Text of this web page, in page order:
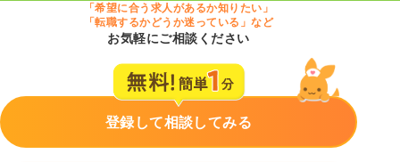
「希望に合う求人があるか知りたい」
「転職するかどうか迷っている」など
お気軽にご相談ください
登録して相談してみる